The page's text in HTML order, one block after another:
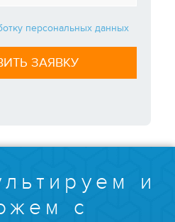
персональных данных
и
с